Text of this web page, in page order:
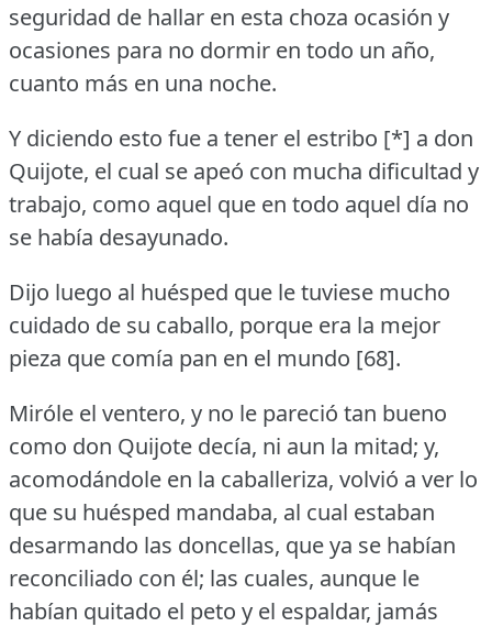
seguridad de hallar en esta choza ocasión y
ocasiones para no dormir en todo un año,
cuanto más en una noche.
Y diciendo esto fue a tener el estribo [*] a don
Quijote, el cual se apeó con mucha dificultad y
trabajo, como aquel que en todo aquel día no
se había desayunado.
Dijo luego al huésped que le tuviese mucho
cuidado de su caballo, porque era la mejor
pieza que comía pan en el mundo [68].
Miróle el ventero, y no le pareció tan bueno
como don Quijote decía, ni aun la mitad; y,
acomodándole en la caballeriza, volvió a ver lo
que su huésped mandaba, al cual estaban
desarmando las doncellas, que ya se habían
reconciliado con él; las cuales, aunque le
habían quitado el peto y el espaldar, jamás